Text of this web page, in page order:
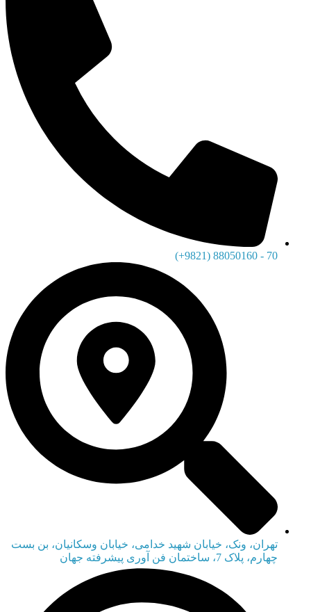
70 - 88050160 (9821+)
تهران، ونک، خیابان شهید خدامی، خیابان وسکانیان، بن بست
چهارم، پلاک 7، ساختمان فن آوری پیشرفته جهان